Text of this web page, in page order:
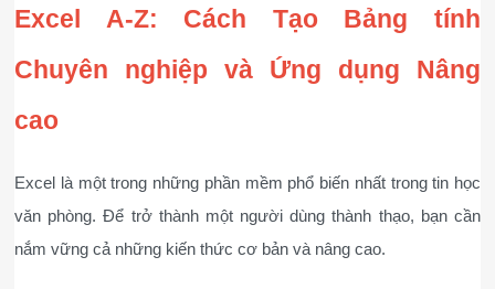
Excel A-Z: Cách Tạo Bảng tính
Chuyên nghiệp và Ứng dụng Nâng
cao
Excel là một trong những phần mềm phổ biến nhất trong tin học
văn phòng. Để trở thành một người dùng thành thạo, bạn cần
nắm vững cả những kiến thức cơ bản và nâng cao.